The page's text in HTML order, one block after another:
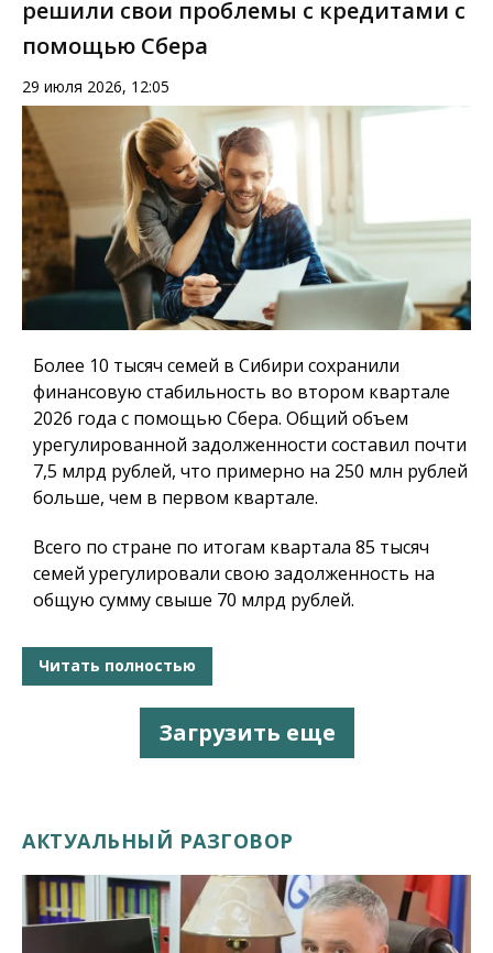
решили свои проблемы с кредитами с
помощью Сбера
29 июля 2026, 12:05
Более 10 тысяч семей в Сибири сохранили
финансовую стабильность во втором квартале
2026 года с помощью Сбера. Общий объем
урегулированной задолженности составил почти
7,5 млрд рублей, что примерно на 250 млн рублей
больше, чем в первом квартале.
Всего по стране по итогам квартала 85 тысяч
семей урегулировали свою задолженность на
общую сумму свыше 70 млрд рублей.
Читать полностью
Загрузить еще
АКТУАЛЬНЫЙ РАЗГОВОР